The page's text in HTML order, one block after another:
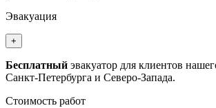
Эвакуация
+
Бесплатный эвакуатор для клиентов
Санкт-Петербурга и Северо-Запада.
Стоимость работ